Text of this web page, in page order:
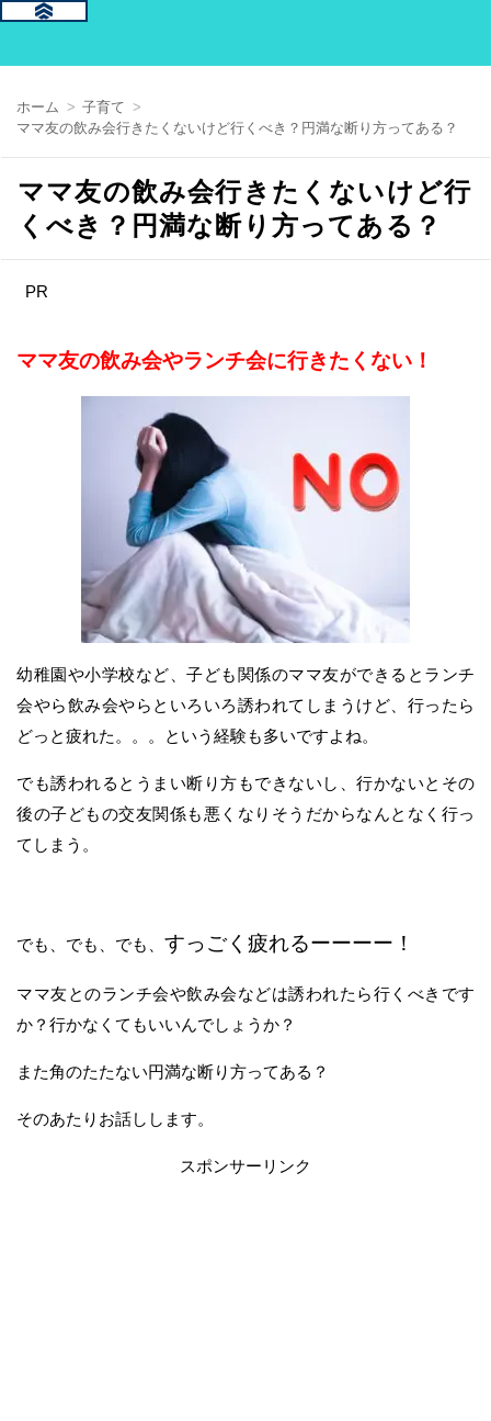
ホーム
子育て
ママ友の飲み会行きたくないけど行くべき？円満な断り方ってある？
ママ友の飲み会行きたくないけど行
くべき？円満な断り方ってある？
PR
ママ友の飲み会やランチ会に行きたくない！
幼稚園や小学校など、子ども関係のママ友ができるとランチ
会やら飲み会やらといろいろ誘われてしまうけど、行ったら
どっと疲れた。。。という経験も多いですよね。
でも誘われるとうまい断り方もできないし、行かないとその
後の子どもの交友関係も悪くなりそうだからなんとなく行っ
てしまう。
でも、でも、でも、 すっごく疲れるーーーー！
ママ友とのランチ会や飲み会などは誘われたら行くべきです
か？行かなくてもいいんでしょうか？
また角のたたない円満な断り方ってある？
そのあたりお話しします。
スポンサーリンク